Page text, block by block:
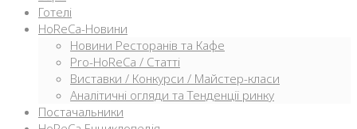
Готелі
HoReCa-Новини
Новини Ресторанів та Кафе
Pro-HoReCa / Статті
Виставки / Конкурси / Майстер-класи
Аналітичні огляди та Тенденції ринку
Постачальники